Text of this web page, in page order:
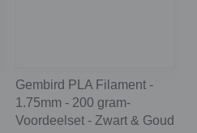
Gembird PLA Filament -
1.75mm - 200 gram-
Voordeelset - Zwart & Goud